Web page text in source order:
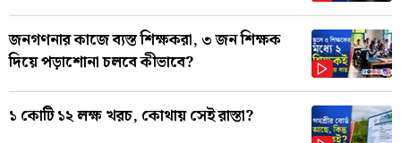
জনগণনার কাজে ব্যস্ত শিক্ষকরা, ৩ জন শিক্ষক
দিয়ে পড়াশোনা চলবে কীভাবে?
১ কোটি ১২ লক্ষ খরচ, কোথায় সেই রাস্তা?